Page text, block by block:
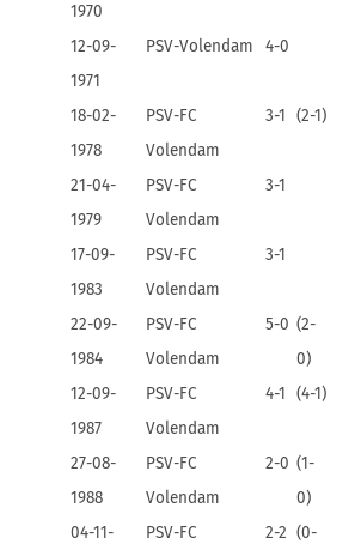
1970
12-09-
1971
PSV-Volendam 4-0
18-02-
1978
PSV-FC
Volendam
3-1 (2-1)
21-04-
1979
PSV-FC
Volendam
3-1
17-09-
1983
PSV-FC
Volendam
3-1
22-09-
1984
PSV-FC
Volendam
5-0 (2-
0)
12-09-
1987
PSV-FC
Volendam
4-1 (4-1)
27-08-
1988
PSV-FC
Volendam
2-0 (1-
0)
04-11-
PSV-FC
2-2 (0-